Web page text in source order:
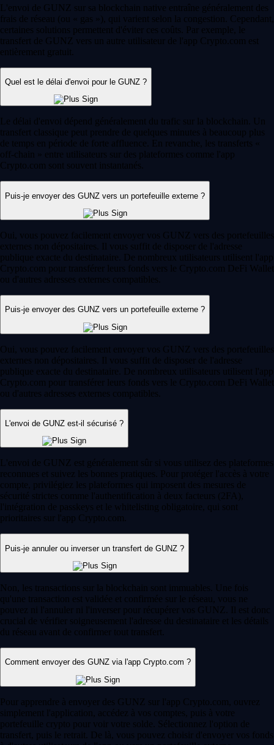
L'envoi de GUNZ sur sa blockchain native entraîne généralement des
frais de réseau (ou « gas »), qui varient selon la congestion. Cependant,
certaines solutions permettent d'éviter ces coûts. Par exemple, le
transfert de GUNZ vers un autre utilisateur de l'app Crypto.com est
entièrement gratuit.
Quel est le délai d'envoi pour le GUNZ ?
Le délai d'envoi dépend généralement du trafic sur la blockchain. Un
transfert classique peut prendre de quelques minutes à beaucoup plus
de temps en période de forte affluence. En revanche, les transferts «
off-chain » entre utilisateurs sur des plateformes comme l'app
Crypto.com sont souvent instantanés.
Puis-je envoyer des GUNZ vers un portefeuille externe ?
Oui, vous pouvez facilement envoyer vos GUNZ vers des portefeuilles
externes non dépositaires. Il vous suffit de disposer de l'adresse
publique exacte du destinataire. De nombreux utilisateurs utilisent l'app
Crypto.com pour transférer leurs fonds vers le Crypto.com DeFi Wallet
ou d'autres adresses externes compatibles.
Puis-je envoyer des GUNZ vers un portefeuille externe ?
Oui, vous pouvez facilement envoyer vos GUNZ vers des portefeuilles
externes non dépositaires. Il vous suffit de disposer de l'adresse
publique exacte du destinataire. De nombreux utilisateurs utilisent l'app
Crypto.com pour transférer leurs fonds vers le Crypto.com DeFi Wallet
ou d'autres adresses externes compatibles.
L'envoi de GUNZ est-il sécurisé ?
L'envoi de GUNZ est généralement sûr si vous utilisez des plateformes
reconnues et suivez les bonnes pratiques. Pour protéger l'accès à votre
compte, privilégiez les plateformes qui imposent des mesures de
sécurité strictes comme l'authentification à deux facteurs (2FA),
l'intégration de passkeys et le whitelisting obligatoire, qui sont
prioritaires sur l'app Crypto.com.
Puis-je annuler ou inverser un transfert de GUNZ ?
Non, les transactions sur la blockchain sont immuables. Une fois
qu'une transaction est validée et confirmée sur le réseau, vous ne
pouvez ni l'annuler ni l'inverser pour récupérer vos GUNZ. Il est donc
crucial de vérifier soigneusement l'adresse du destinataire et les détails
du réseau avant de confirmer tout transfert.
Comment envoyer des GUNZ via l'app Crypto.com ?
Pour apprendre à envoyer des GUNZ sur l'app Crypto.com, ouvrez
simplement l'application, accédez à vos comptes, puis à votre
portefeuille crypto pour voir votre solde. Sélectionnez l'option de
transfert, puis le retrait. De là, vous pouvez choisir d'envoyer vos fonds